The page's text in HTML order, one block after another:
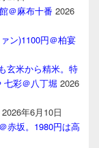
＠麻布十番 2026
ン)1100円＠柏宴
玄米から精米。特
七彩＠八丁堀 2026
2026年6月10日
赤坂。1980円は高